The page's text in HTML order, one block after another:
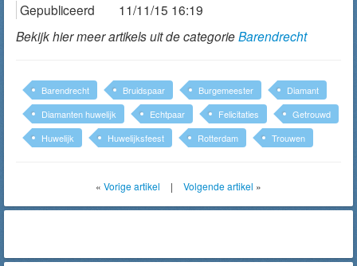
Gepubliceerd
11/11/15 16:19
Bekijk hier meer artikels uit de categorieBarendrecht
Barendrecht Bruidspaar Burgemeester
Diamant
Diamanten huwelijk
Echtpaar Felicitaties
Getrouwd
Huwelijk
Huwelijksfeest Rotterdam Trouwen
« Vorige artikel | Volgende artikel »